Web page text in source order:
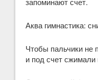
Аква гимнастика:
Чтобы пальчики не
и под счет сжимали